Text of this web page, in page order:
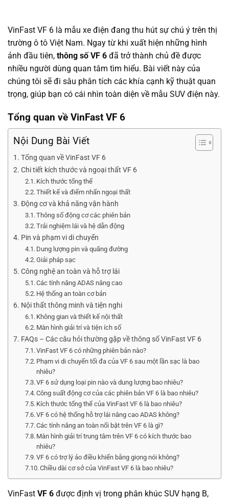
VinFast VF 6 là mẫu xe điện đang thu hút sự chú ý trên thị
trường ô tô Việt Nam. Ngay từ khi xuất hiện những hình
ảnh đầu tiên, thông số VF 6 đã trở thành chủ đề được
nhiều người dùng quan tâm tìm hiểu. Bài viết này của
chúng tôi sẽ đi sâu phân tích các khía cạnh kỹ thuật quan
trọng, giúp bạn có cái nhìn toàn diện về mẫu SUV điện này.
Tổng quan về VinFast VF 6
Nội Dung Bài Viết
Tổng quan về VinFast VF 6
Chi tiết kích thước và ngoại thất VF 6
Kích thước tổng thể
Thiết kế và điểm nhấn ngoại thất
Động cơ và khả năng vận hành
Thông số động cơ các phiên bản
Trải nghiệm lái và hệ dẫn động
Pin và phạm vi di chuyển
Dung lượng pin và quãng đường
Giải pháp sạc
Công nghệ an toàn và hỗ trợ lái
Các tính năng ADAS nâng cao
Hệ thống an toàn cơ bản
Nội thất thông minh và tiện nghi
Không gian và thiết kế nội thất
Màn hình giải trí và tiện ích số
FAQs – Các câu hỏi thường gặp về thông số VinFast VF 6
VinFast VF 6 có những phiên bản nào?
Phạm vi di chuyển tối đa của VF 6 sau một lần sạc là bao
nhiêu?
VF 6 sử dụng loại pin nào và dung lượng bao nhiêu?
Công suất động cơ của các phiên bản VF 6 là bao nhiêu?
Kích thước tổng thể của VinFast VF 6 là bao nhiêu?
VF 6 có hệ thống hỗ trợ lái nâng cao ADAS không?
Các tính năng an toàn nổi bật trên VF 6 là gì?
Màn hình giải trí trung tâm trên VF 6 có kích thước bao
nhiêu?
VF 6 có trợ lý ảo điều khiển bằng giọng nói không?
Chiều dài cơ sở của VinFast VF 6 là bao nhiêu?
VinFast VF 6 được định vị trong phân khúc SUV hạng B,